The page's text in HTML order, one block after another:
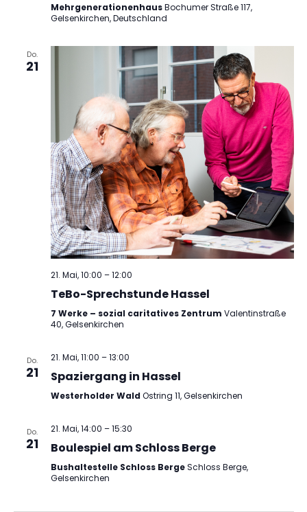
MehrgenerationenhausBochumer Straße 117,
Gelsenkirchen, Deutschland
Do.
21
21. Mai, 10:00 –12:00
TeBo-Sprechstunde Hassel
7 Werke – sozial caritatives Zentrum Valentinstraße
40, Gelsenkirchen
Do.
21
21. Mai, 11:00 –13:00
Spaziergang in Hassel
Westerholder Wald Ostring 11, Gelsenkirchen
Do.
21
21. Mai, 14:00 –15:30
Boulespiel am Schloss Berge
Bushaltestelle Schloss BergeSchloss Berge,
Gelsenkirchen